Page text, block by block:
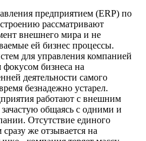
предприятием (ERP) по
рассматривают
внешнего мира и не
ей бизнес процессы.
для управления компанией
фокусом бизнеса на
деятельности самого
безнадежно устарел.
работают с внешним
общаясь с одними и
Отсутствие единого
же отзывается на